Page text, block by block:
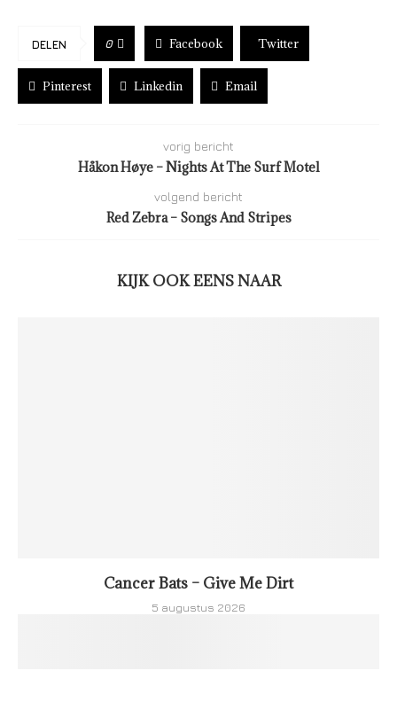
DELEN 0 Facebook Twitter
Pinterest Linkedin Email
vorig bericht
Håkon Høye – Nights At The Surf Motel
volgend bericht
Red Zebra – Songs And Stripes
KIJK OOK EENS NAAR
Cancer Bats – Give Me Dirt
5 augustus 2026